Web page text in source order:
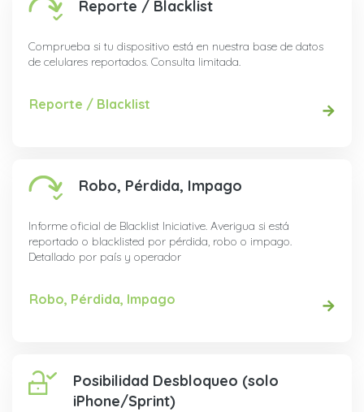
Reporte / Blacklist
Comprueba si tu dispositivo está en nuestra base de datos
de celulares reportados. Consulta limitada.
Reporte / Blacklist
Robo, Pérdida, Impago
Informe oficial de Blacklist Iniciative. Averigua si está
reportado o blacklisted por pérdida, robo o impago.
Detallado por país y operador
Robo, Pérdida, Impago
Posibilidad Desbloqueo (solo
iPhone/Sprint)